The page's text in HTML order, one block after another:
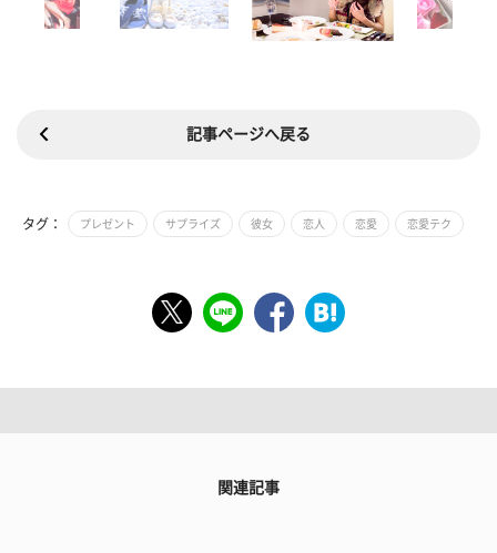
記事ページへ戻る
タグ： プレゼント サプライズ 彼女 恋人 恋愛 恋愛テク
関連記事